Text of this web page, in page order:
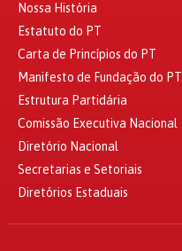
Nossa História
Estatuto do PT
Carta de Princípios do PT
Manifesto de Fundação do PT
Estrutura Partidária
Comissão Executiva Nacional
Diretório Nacional
Secretarias e Setoriais
Diretórios Estaduais